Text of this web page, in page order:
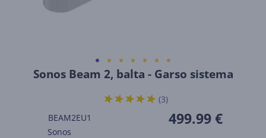
Sonos Beam 2, balta - Garso sistema
BEAM2EU1
Sonos
499.99 €
(3)